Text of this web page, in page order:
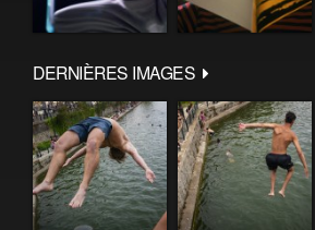
DERNIÈRES IMAGES